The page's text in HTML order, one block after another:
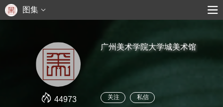
图集
44973
广州美术学院大学城美术馆
关注 私信